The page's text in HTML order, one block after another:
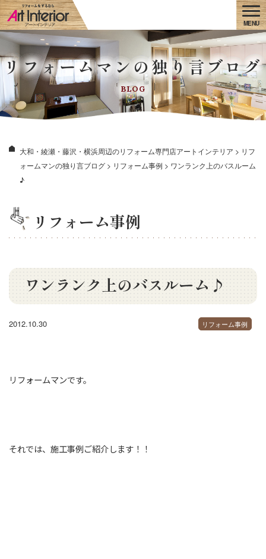
リフォームマンの独り言ブログ
BLOG
大和・綾瀬・藤沢・横浜周辺のリフォーム専門店アートインテリア > リフ
ォームマンの独り言ブログ > リフォーム事例 > ワンランク上のバスルーム
♪
リフォーム事例
ワンランク上のバスルーム♪
2012.10.30 リフォーム事例
リフォームマンです。
それでは、施工事例ご紹介します！！